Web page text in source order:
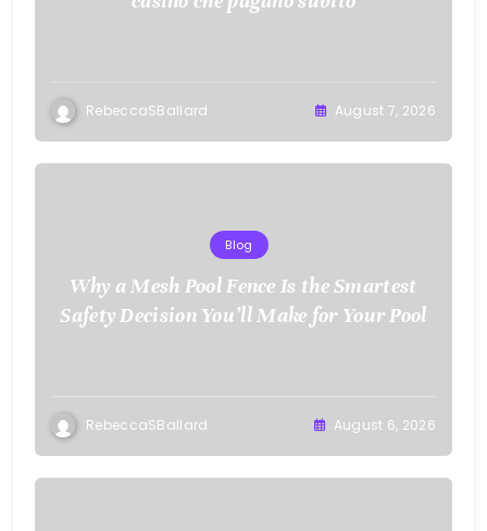
RebeccaSBallard August 7, 2026
Blog
Why a Mesh Pool Fence Is the Smartest
Safety Decision You’ll Make for Your Pool
RebeccaSBallard August 6, 2026